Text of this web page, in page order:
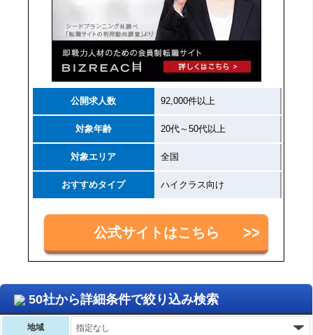
公開求人数 92,000件以上
対象年齢 20代～50代以上
対象エリア 全国
おすすめタイプ ハイクラス向け
公式サイトはこちら
50社から詳細条件で絞り込み検索
地域